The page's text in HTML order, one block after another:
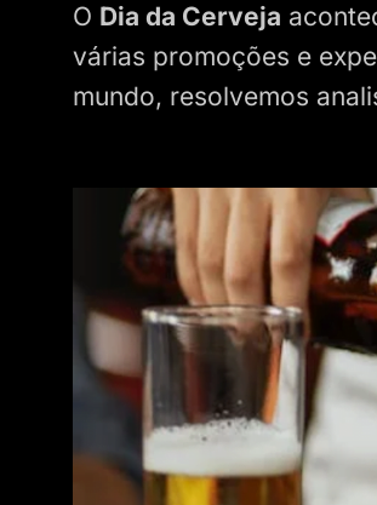
O Dia da Cerveja
várias promoções e
mundo, resolvemos